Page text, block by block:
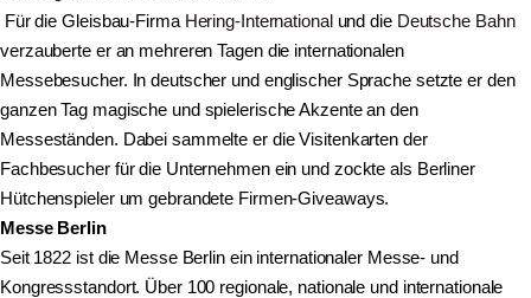
Für die Gleisbau-Firma Hering-Internationalund die Deutsche Bahn
verzauberte er an mehreren Tagen die internationalen
Messebesucher. In deutscher und englischer Sprache setzte er den
ganzen Tag magische und spielerische Akzente an den
Messeständen. Dabei sammelte er die Visitenkarten der
Fachbesucher für die Unternehmen ein und zockte als Berliner
Hütchenspieler um gebrandete Firmen-Giveaways.
Messe Berlin
Seit 1822 ist die Messe Berlin ein internationaler Messe- und
Kongressstandort. Über 100 regionale, nationale und internationale